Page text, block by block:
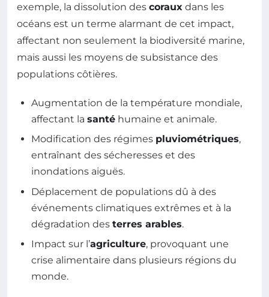
exemple, la dissolution des coraux dans les
océans est un terme alarmant de cet impact,
affectant non seulement la biodiversité marine,
mais aussi les moyens de subsistance des
populations côtières.
Augmentation de la température mondiale,
affectant la santé humaine et animale.
Modification des régimes pluviométriques,
entraînant des sécheresses et des
inondations aiguës.
Déplacement de populations dû à des
événements climatiques extrêmes et à la
dégradation des terres arables.
Impact sur l’agriculture, provoquant une
crise alimentaire dans plusieurs régions du
monde.